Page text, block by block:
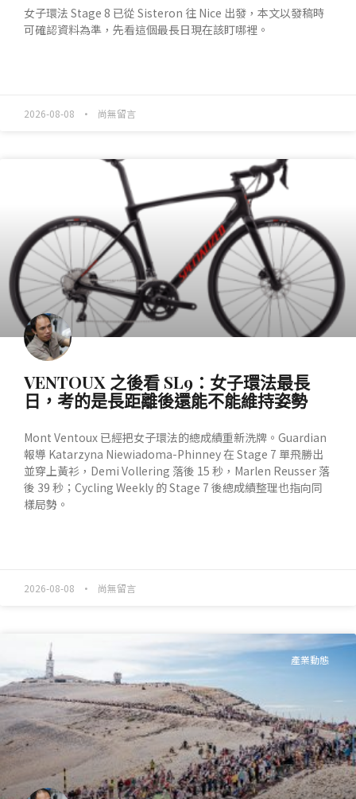
女子環法 Stage 8 已從 Sisteron 往 Nice 出發，本文以發稿時
可確認資料為準，先看這個最長日現在該盯哪裡。
2026-08-08 尚無留言
VENTOUX 之後看 SL9：女子環法最長
日，考的是長距離後還能不能維持姿勢
Mont Ventoux 已經把女子環法的總成績重新洗牌。Guardian
報導 Katarzyna Niewiadoma-Phinney 在 Stage 7 單飛勝出
並穿上黃衫，Demi Vollering 落後 15 秒，Marlen Reusser 落
後 39 秒；Cycling Weekly 的 Stage 7 後總成績整理也指向同
樣局勢。
2026-08-08 尚無留言
產業動態